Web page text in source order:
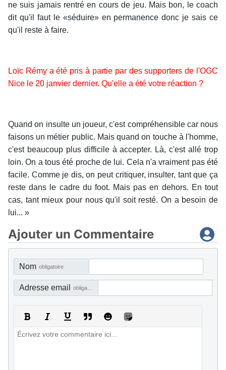
ne suis jamais rentré en cours de jeu. Mais bon, le coach
dit qu'il faut le «séduire» en permanence donc je sais ce
qu'il reste à faire.
Loïc Rémy a été pris à partie par des supporters de l'OGC
Nice le 20 janvier dernier. Qu'elle a été votre réaction ?
Quand on insulte un joueur, c'est compréhensible car nous
faisons un métier public. Mais quand on touche à l'homme,
c'est beaucoup plus difficile à accepter. Là, c'est allé trop
loin. On a tous été proche de lui. Cela n'a vraiment pas été
facile. Comme je dis, on peut critiquer, insulter, tant que ça
reste dans le cadre du foot. Mais pas en dehors. En tout
cas, tant mieux pour nous qu'il soit resté. On a besoin de
lui... »
Ajouter un Commentaire
Nom obligatoire
Adresse email